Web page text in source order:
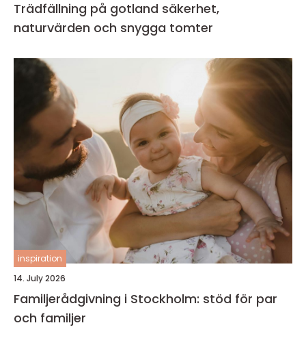
Trädfällning på gotland säkerhet,
naturvärden och snygga tomter
inspiration
14. July 2026
Familjerådgivning i Stockholm: stöd för par
och familjer